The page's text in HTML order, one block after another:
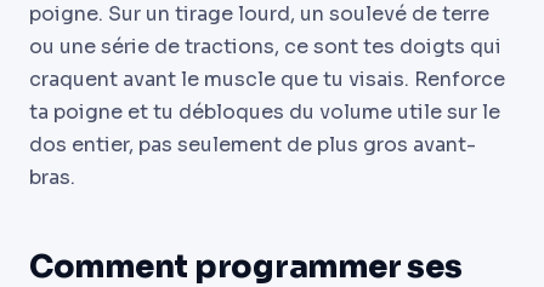
poigne. Sur un tirage lourd, un soulevé de terre
ou une série de tractions, ce sont tes doigts qui
craquent avant le muscle que tu visais. Renforce
ta poigne et tu débloques du volume utile sur le
dos entier, pas seulement de plus gros avant-
bras.
Comment programmer ses